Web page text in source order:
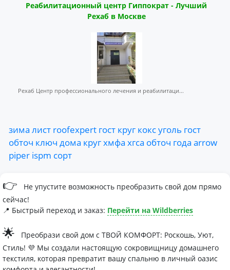
Реабилитационный центр Гиппократ - Лучший
Рехаб в Москве
Рехаб Центр профессионального лечения и реабилитаци...
зима лист roofexpert гост круг коксуголь гост
обточ ключ дома кругхмфа хгса обточ года arrow
piper ispm сорт
👉
Не упустите возможность преобразить свой дом прямо
сейчас!
📍 Быстрый переход и заказ: Перейти на Wildberries
🌟
Преобрази свой дом с ТВОЙ КОМФОРТ: Роскошь, Уют,
Стиль! 💜 Мы создали настоящую сокровищницу домашнего
текстиля, которая превратит вашу спальню в личный оазис